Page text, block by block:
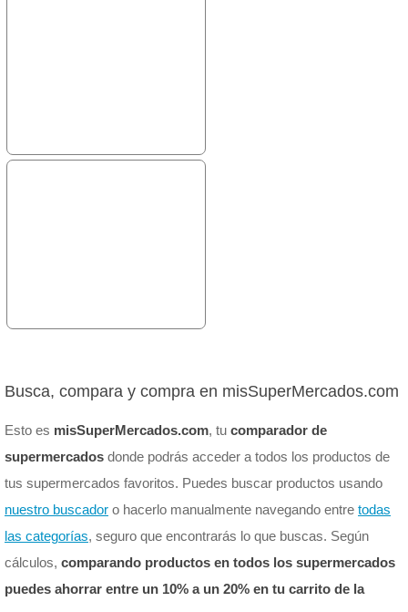
Busca, compara y compra en misSuperMercados.com
Esto es misSuperMercados.com, tu comparador de
supermercados donde podrás acceder a todos los productos de
tus supermercados favoritos. Puedes buscar productos usando
nuestro buscador o hacerlo manualmente navegando entre todas
las categorías, seguro que encontrarás lo que buscas. Según
cálculos, comparando productos en todos los supermercados
puedes ahorrar entre un 10% a un 20% en tu carrito de la